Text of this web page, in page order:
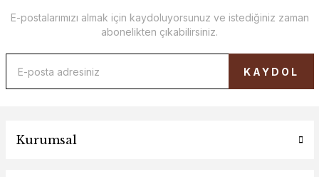
E-postalarımızı almak için kaydoluyorsunuz ve istediğiniz zaman
abonelikten çıkabilirsiniz.
KAYDOL
Kurumsal